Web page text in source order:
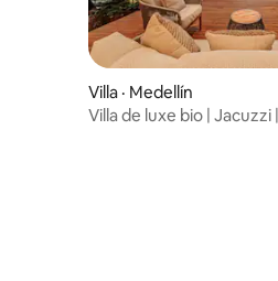
Villa · Medellín
Villa de luxe bio | Jacuzzi